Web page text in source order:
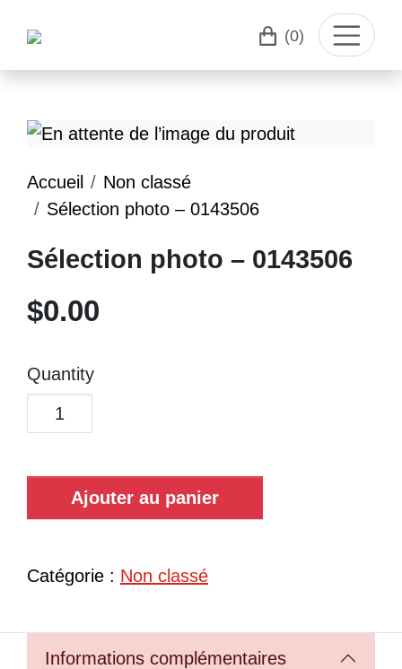
(0)
Accueil
Non classé
Sélection photo – 0143506
Sélection photo – 0143506
$0.00
Quantity
Ajouter au panier
Catégorie : Non classé
Informations complémentaires